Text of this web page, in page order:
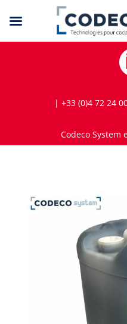
| +33 (0)4 72 24
Codeco System